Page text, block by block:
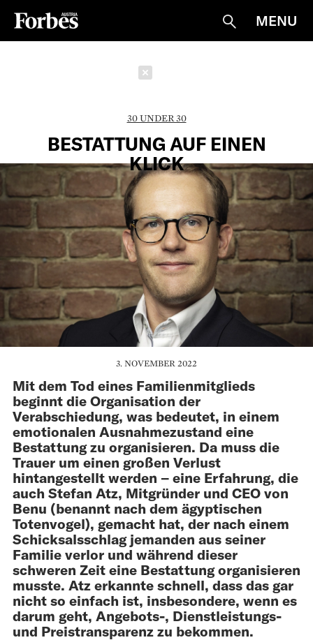
Suche
MENU
30 UNDER 30
BESTATTUNG AUF EINEN
KLICK
3. NOVEMBER 2022
Mit dem Tod eines Familien­mitglieds
beginnt die Organisation der
Verabschiedung, was bedeutet, in einem
emotionalen Ausnahme­zustand eine
Bestattung zu organisieren. Da muss die
Trauer um einen großen Verlust
hintangestellt werden – eine Erfahrung, die
auch Stefan Atz, Mitgründer und CEO von
Benu (benannt nach dem ägyptischen
Totenvogel), gemacht hat, der nach einem
Schicksalsschlag jemanden aus seiner
Familie verlor und während dieser
schweren Zeit eine Bestattung organisieren
musste. Atz erkannte schnell, dass das gar
nicht so einfach ist, insbesondere, wenn es
darum geht, Angebots-, Dienstleistungs-
und Preistransparenz zu bekommen.